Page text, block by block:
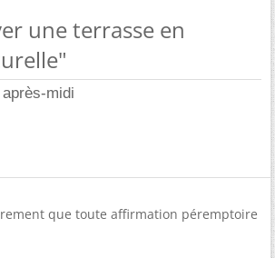
une terrasse en
midi
que toute affirmation péremptoire